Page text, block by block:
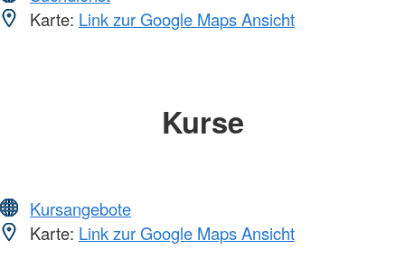
Karte: Link zur Google Maps Ansicht
Kurse
Kursangebote
Karte: Link zur Google Maps Ansicht